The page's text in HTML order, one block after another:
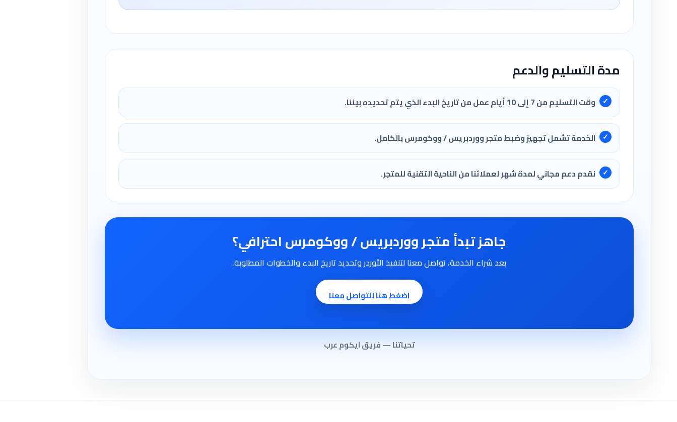
مدة التسليم والدعم
وقت التسليم من 7 إلى 10 أيام عمل من تاريخ البدء الذي يتم تحديده بيننا.
الخدمة تشمل تجهيز وضبط متجر ووردبريس / ووكومرس بالكامل.
نقدم دعم مجاني لمدة شهر لعملائنا من الناحية التقنية للمتجر.
جاهز تبدأ متجر ووردبريس / ووكومرس احترافي؟
بعد شراء الخدمة، تواصل معنا لتنفيذ الأوردر وتحديد تاريخ البدء والخطوات المطلوبة.
اضغط هنا للتواصل معنا
تحياتنا — فريق ايكوم عرب